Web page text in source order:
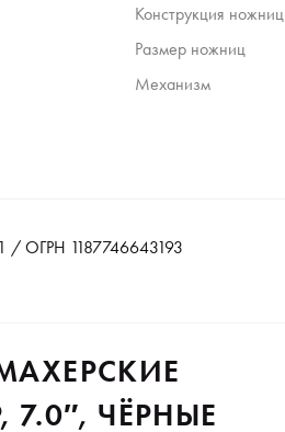
Конструкция ножниц
Размер ножниц
Механизм
ОГРН 1187746643193
7.0″, ЧЁРНЫЕ